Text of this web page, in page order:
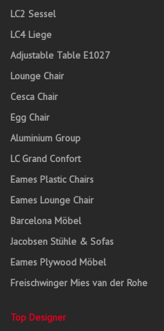
LC2 Sessel
LC4 Liege
Adjustable Table E1027
Lounge Chair
Cesca Chair
Egg Chair
Aluminium Group
LC Grand Confort
Eames Plastic Chairs
Eames Lounge Chair
Barcelona Möbel
Jacobsen Stühle & Sofas
Eames Plywood Möbel
Freischwinger Mies van der Rohe
Top Designer